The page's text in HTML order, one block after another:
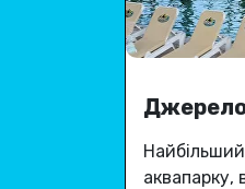
Джерело
аквапарку,